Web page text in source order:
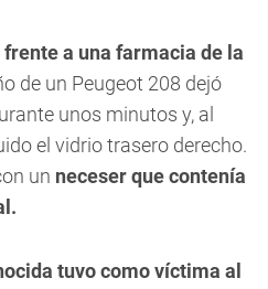
frente a una farmacia de la
de un Peugeot 208 dejó
unos minutos y, al
el vidrio trasero derecho.
un neceser que contenía
tuvo como víctima al